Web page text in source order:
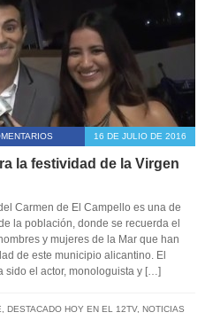
16 DE JULIO DE 2016
la festividad de la Virgen
Carmen de El Campello es una de
la población, donde se recuerda el
y mujeres de la Mar que han
de este municipio alicantino. El
sido el actor, monologuista y […]
DESTACADO HOY EN EL 12TV, NOTICIAS